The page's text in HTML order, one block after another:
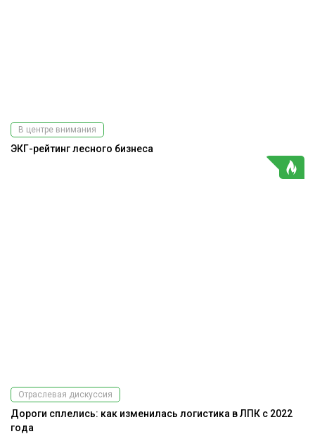
В центре внимания
ЭКГ-рейтинг лесного бизнеса
Отраслевая дискуссия
Дороги сплелись: как изменилась логистика в ЛПК с 2022
года